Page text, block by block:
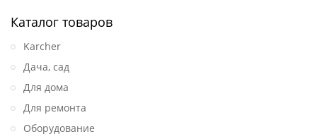
Каталог товаров
Karcher
Дача, сад
Для дома
Для ремонта
Оборудование